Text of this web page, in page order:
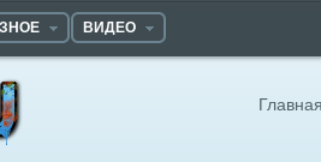
ВИДЕО
Главная